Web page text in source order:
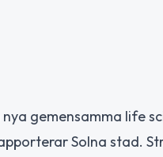
gemensamma life
Solna stad.